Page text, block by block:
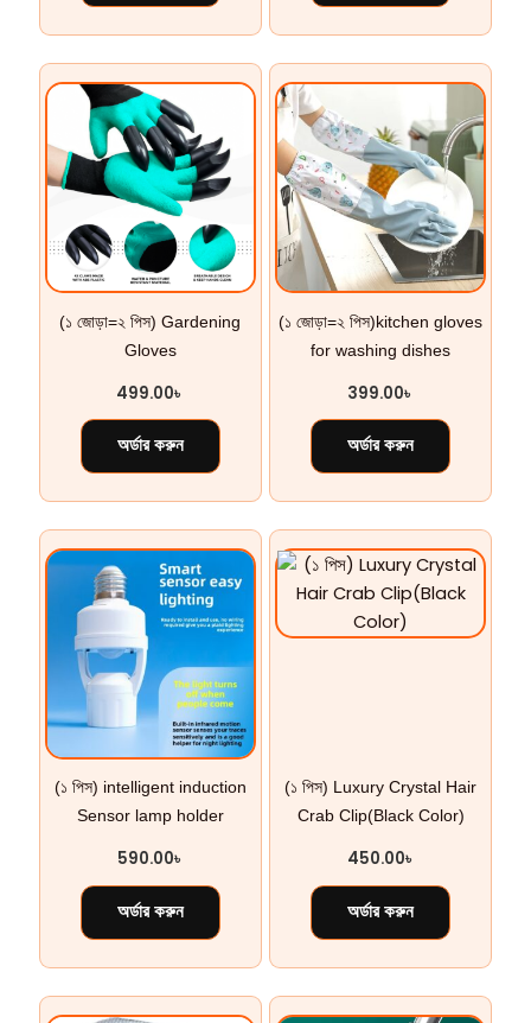
(১ জোড়া=২ পিস) Gardening
Gloves
499.00৳
অর্ডার করুন
(১ জোড়া=২ পিস)kitchen gloves
for washing dishes
399.00৳
অর্ডার করুন
(১ পিস) intelligent induction
Sensor lamp holder
590.00৳
অর্ডার করুন
(১ পিস) Luxury Crystal Hair
Crab Clip(Black Color)
450.00৳
অর্ডার করুন